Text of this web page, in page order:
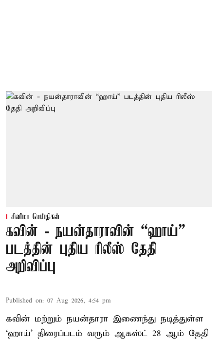
சினிமா செய்திகள்
கவின் - நயன்தாராவின் “ஹாய்”
படத்தின் புதிய ரிலீஸ் தேதி
அறிவிப்பு
Published on: 07 Aug 2026, 4:54 pm
கவின் மற்றும் நயன்தாரா இணைந்து நடித்துள்ள
‘ஹாய்’ திரைப்படம் வரும் ஆகஸ்ட் 28 ஆம் தேதி